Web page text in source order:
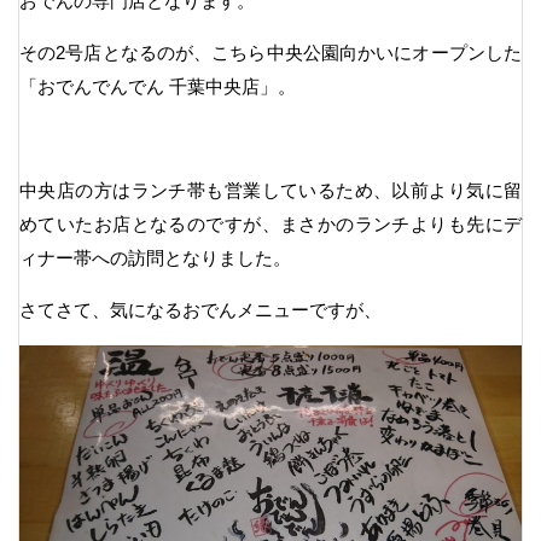
その2号店となるのが、こちら中央公園向かいにオープンした
「おでんでんでん 千葉中央店」。
中央店の方はランチ帯も営業しているため、以前より気に留
めていたお店となるのですが、まさかのランチよりも先にデ
ィナー帯への訪問となりました。
さてさて、気になるおでんメニューですが、